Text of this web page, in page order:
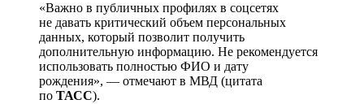
«Важно в публичных профилях в соцсетях
не давать критический объем персональных
данных, который позволит получить
дополнительную информацию. Не рекомендуется
использовать полностью ФИО и дату
рождения», — отмечают в МВД (цитата
по ТАСС).